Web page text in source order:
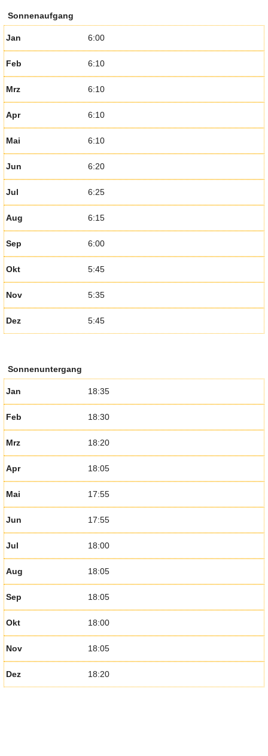
Sonnenaufgang
Jan 6:00
Feb 6:10
Mrz 6:10
Apr 6:10
Mai 6:10
Jun 6:20
Jul 6:25
Aug 6:15
Sep 6:00
Okt 5:45
Nov 5:35
Dez 5:45
Sonnenuntergang
Jan 18:35
Feb 18:30
Mrz 18:20
Apr 18:05
Mai 17:55
Jun 17:55
Jul 18:00
Aug 18:05
Sep 18:05
Okt 18:00
Nov 18:05
Dez 18:20